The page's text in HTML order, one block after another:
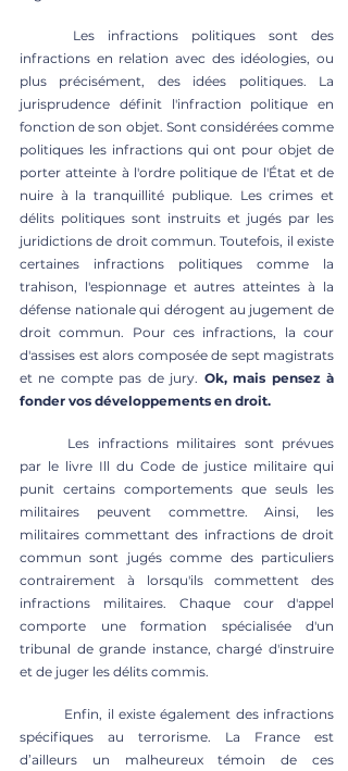
infractions en relation avec des idéologies, ou
plus précisément, des idées politiques. La
jurisprudence définit l'infraction politique en
fonction de son objet. Sont considérées comme
politiques les infractions qui ont pour objet de
porter atteinte à l'ordre politique de l'État et de
nuire à la tranquillité publique. Les crimes et
délits politiques sont instruits et jugés par les
juridictions de droit commun. Toutefois, il existe
certaines infractions politiques comme la
trahison, l'espionnage et autres atteintes à la
défense nationale qui dérogent au jugement de
droit commun. Pour ces infractions, la cour
d'assises est alors composée de sept magistrats
et ne compte pas de jury. Ok, mais pensez à
fonder vos développements en droit.
par le livre Ill du Code de justice militaire qui
punit certains comportements que seuls les
militaires peuvent commettre. Ainsi, les
militaires commettant des infractions de droit
commun sont jugés comme des particuliers
contrairement à lorsqu'ils commettent des
infractions militaires. Chaque cour d'appel
comporte une formation spécialisée d'un
tribunal de grande instance, chargé d'instruire
et de juger les délits commis.
spécifiques au terrorisme. La France est
d’ailleurs un malheureux témoin de ces